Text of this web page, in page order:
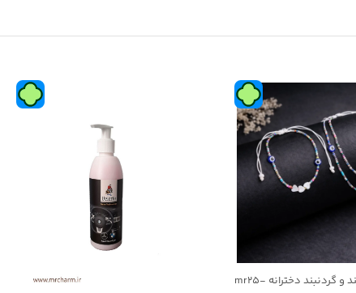
ست دستبند/پابند و گردنبند دخترانه mr25-